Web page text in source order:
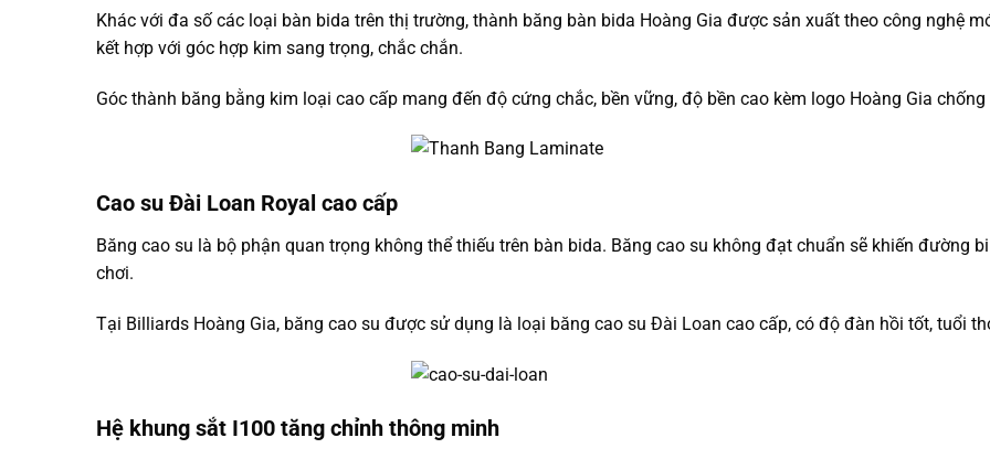
Khác với đa số các loại bàn bida trên thị trường, thành băng bàn bida Hoàng Gia được sản xuất theo công nghệ
kết hợp với góc hợp kim sang trọng, chắc chắn.
Góc thành băng bằng kim loại cao cấp mang đến độ cứng chắc, bền vững, độ bền cao kèm logo Hoàng Gia chống
Cao su Đài Loan Royal cao cấp
Băng cao su là bộ phận quan trọng không thể thiếu trên bàn bida. Băng cao su không đạt chuẩn sẽ khiến đường
chơi.
Tại Billiards Hoàng Gia, băng cao su được sử dụng là loại băng cao su Đài Loan cao cấp, có độ đàn hồi tốt, tuổi
Hệ khung sắt I100 tăng chỉnh thông minh